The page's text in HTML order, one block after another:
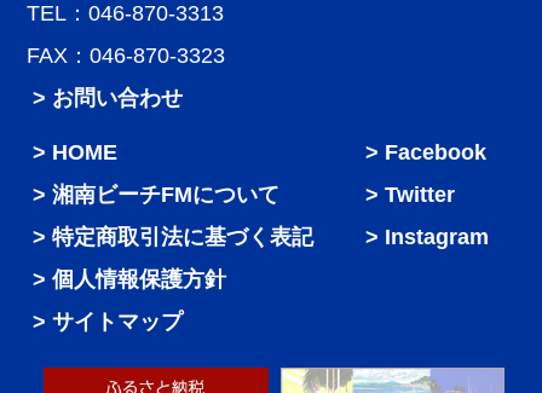
TEL：046-870-3313
FAX：046-870-3323
> お問い合わせ
HOME
湘南ビーチFMについて
特定商取引法に基づく表記
個人情報保護方針
サイトマップ
Facebook
Twitter
Instagram